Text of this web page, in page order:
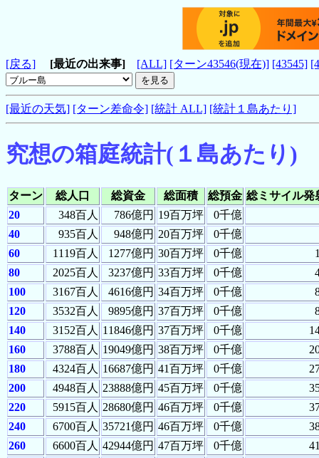
[戻る] [最近の出来事] [ALL] [ターン43546(現在)] [43545]
[最近の天気] [ターン差命令] [統計 ALL] [統計１島あたり]
究想の箱庭統計(１島あたり)
ターン 総人口 総資金 総面積 総預金 総ミサイル発
20
348百人 786億円 19百万坪
0千億
40
935百人 948億円 20百万坪
0千億
60
1119百人 1277億円 30百万坪 0千億
80
2025百人 3237億円 33百万坪 0千億
100
3167百人 4616億円 34百万坪 0千億
120
3532百人 9895億円 37百万坪 0千億
140
3152百人 11846億円 37百万坪 0千億
160
3788百人 19049億円 38百万坪 0千億
180
4324百人 16687億円 41百万坪 0千億
200
4948百人 23888億円 45百万坪 0千億
220
5915百人 28680億円 46百万坪 0千億
240
6700百人 35721億円 46百万坪 0千億
260
6600百人 42944億円 47百万坪 0千億